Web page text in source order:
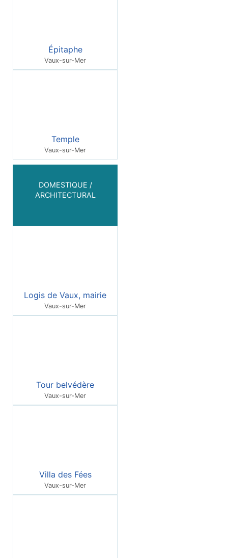
Épitaphe
Vaux-sur-Mer
Temple
Vaux-sur-Mer
DOMESTIQUE /
ARCHITECTURAL
Logis de Vaux, mairie
Vaux-sur-Mer
Tour belvédère
Vaux-sur-Mer
Villa des Fées
Vaux-sur-Mer